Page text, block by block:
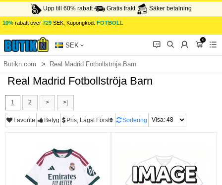
Upp till 60% rabatt Gratis frakt Säker betalning
10% rabatt över 729 SEK, Kupongkod: FOTBOLL
SEK 󰂱 󰂨 󰃳
0
󰃦 󰃖
Butikn.com Real Madrid Fotbollströja Barn
Real Madrid Fotbollströja Barn
1 2 > >|
Favorite Betyg Pris, Lägst Först Sortering